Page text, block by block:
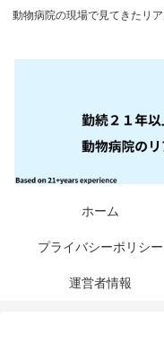
動物病院の現場で見てきたリ
ホーム
プライバシーポリシー
運営者情報